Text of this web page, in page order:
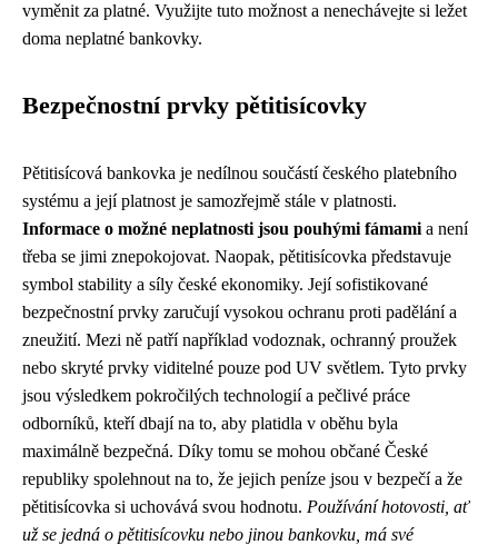
vyměnit za platné. Využijte tuto možnost a nenechávejte si ležet
doma neplatné bankovky.
Bezpečnostní prvky pětitisícovky
Pětitisícová bankovka je nedílnou součástí českého platebního
systému a její platnost je samozřejmě stále v platnosti.
Informace o možné neplatnosti jsou pouhými fámami a není
třeba se jimi znepokojovat. Naopak, pětitisícovka představuje
symbol stability a síly české ekonomiky. Její sofistikované
bezpečnostní prvky zaručují vysokou ochranu proti padělání a
zneužití. Mezi ně patří například vodoznak, ochranný proužek
nebo skryté prvky viditelné pouze pod UV světlem. Tyto prvky
jsou výsledkem pokročilých technologií a pečlivé práce
odborníků, kteří dbají na to, aby platidla v oběhu byla
maximálně bezpečná. Díky tomu se mohou občané České
republiky spolehnout na to, že jejich peníze jsou v bezpečí a že
pětitisícovka si uchovává svou hodnotu. Používání hotovosti, ať
už se jedná o pětitisícovku nebo jinou bankovku, má své